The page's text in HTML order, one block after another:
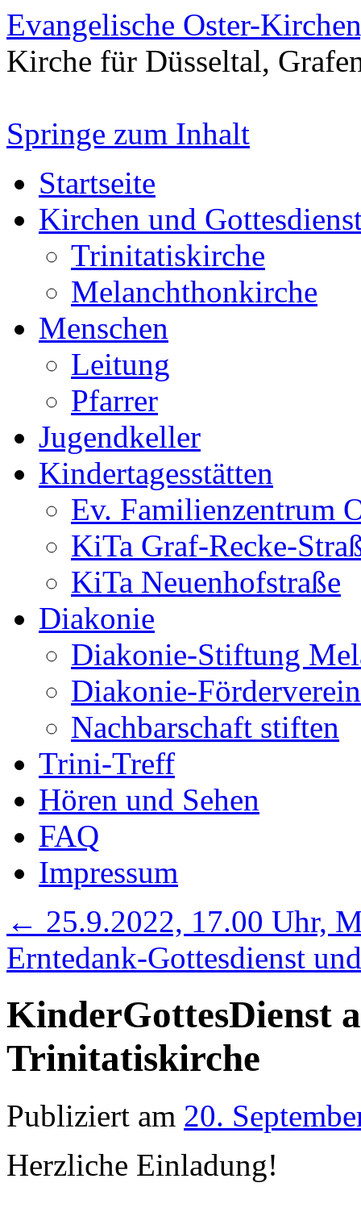
Evangelische Oster-
Kirche für Düsseltal,
Springe zum Inhalt
Startseite
Kirchen und
Trinitatiskirche
Melanchthonkirche
Menschen
Leitung
Pfarrer
Jugendkeller
Kindertagesstätten
Ev. Familienzentrum
KiTa Graf-Recke-
KiTa Neuenhofstraße
Diakonie
Diakonie-Stiftung
Diakonie-
Nachbarschaft stiften
Trini-Treff
Hören und Sehen
FAQ
Impressum
← 25.9.2022, 17.00 Uhr,
Erntedank-Gottesdienst
KinderGottesDienst
Trinitatiskirche
Publiziert am 20.
Herzliche Einladung!